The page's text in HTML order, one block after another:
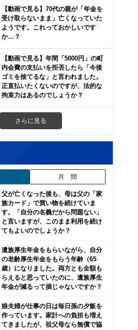
【動画で見る】70代の親が「年金を
受け取らないまま」亡くなっていた
ようです。これっておかしいです
か…？
【動画で見る】年間「5000円」の町
内会費の支払いを拒否したら「今後
ゴミを捨てるな」と言われました。
正直払いたくないのですが、法的な
拘束力はあるのでしょうか？
さらに見る
月 間
父が亡くなった後も、母は父の「家
族カード」で買い物を続けていま
す。「自分の名義だから問題ない」
と言いますが、このまま利用を続け
てもよいのでしょうか？
遺族厚生年金をもらいながら、自分
の老齢厚生年金をもらう年齢（65
歳）になりました。両方とも全額も
らえると思っていたのに、遺族厚生
年金が減るって損じゃないですか？
娘夫婦が仕事の日は毎日孫の夕飯を
作っています。家計への負担も増え
てきましたが、祖父母なら無償で協